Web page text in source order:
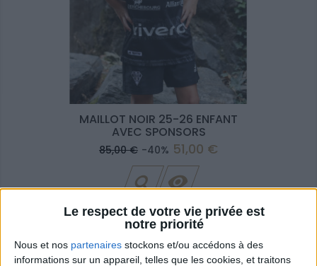
Le respect de votre vie privée est
notre priorité
Nous et nos partenaires stockons et/ou accédons à des
informations sur un appareil, telles que les cookies, et traitons
MAILLOT NOIR 25-26 ENFANT
AVEC SPONSORS
Prix
base
85,00 € -40% Prix
51,00 €
